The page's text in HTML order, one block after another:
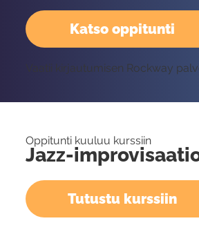
Katso oppitunti
Vaatii kirjautumisen Rockway
Oppitunti kuuluu kurssiin
Jazz-
Tutustu kurssiin